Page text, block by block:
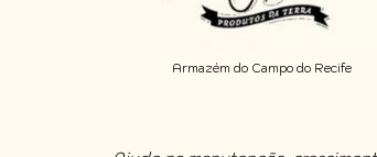
Armazém do Campo do Recife